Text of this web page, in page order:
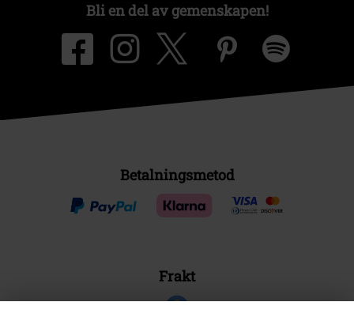
Bli en del av gemenskapen!
Betalningsmetod
Frakt